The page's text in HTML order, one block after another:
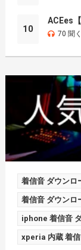
10
ACEes
70 聞く
着信音 ダウンロ
着信音 ダウンロ
iphone 着信音
xperia 内蔵 着